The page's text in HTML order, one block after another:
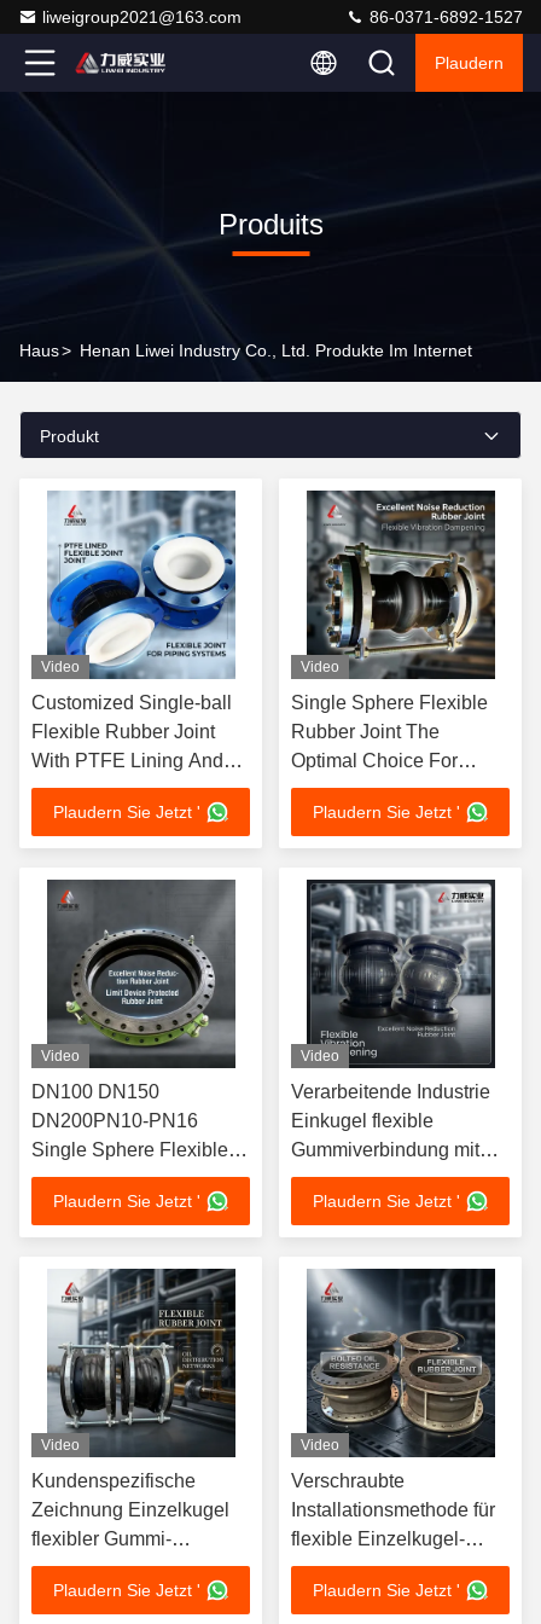
liweigroup2021@163.com 86-0371-6892-1527
Plaudern
Produits
Haus> Henan Liwei Industry Co., Ltd. Produkte Im Internet
Produkt
Video
Customized Single-ball
Flexible Rubber Joint
With PTFE Lining And
Flanged Connection
Plaudern Sie Jetzt '
Video
Single Sphere Flexible
Rubber Joint The
Optimal Choice For
Flexible And Smooth
Pipe Connections With
Limit Device
Plaudern Sie Jetzt '
Video
DN100 DN150
DN200PN10-PN16
Single Sphere Flexible
Rubber Joint for Oil
Distribution Networks
Plaudern Sie Jetzt '
Video
Verarbeitende Industrie
Einkugel flexible
Gummiverbindung mit
guter Geräuschreduktion
DN25-DN4000
Plaudern Sie Jetzt '
Video
Kundenspezifische
Zeichnung Einzelkugel
flexibler Gummi-
Kompensator PN6 PN40,
konzipiert für Abdichtung
Plaudern Sie Jetzt '
Video
Verschraubte
Installationsmethode für
flexible Einzelkugel-
Gummikompensatoren,
die eine ausgezeichnete
Plaudern Sie Jetzt '